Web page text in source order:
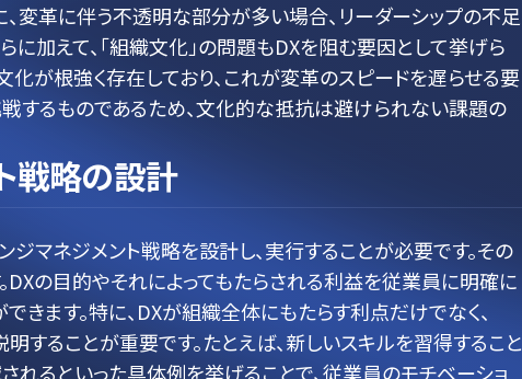
変革に伴う不透明な部分が多い場合、リーダーシップの不足
加えて、「組織文化」の問題もDXを阻む要因として挙げら
化が根強く存在しており、これが変革のスピードを遅らせる要
するものであるため、文化的な抵抗は避けられない課題の
戦略の設計
マネジメント戦略を設計し、実行することが必要です。その
の目的やそれによってもたらされる利益を従業員に明確に
きます。特に、DXが組織全体にもたらす利点だけでなく、
ることが重要です。たとえば、新しいスキルを習得すること
るといった具体例を挙げることで、従業員のモチベーショ